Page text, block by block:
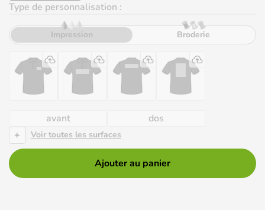
Type de personnalisation :
Impression Broderie
avant
dos
+
Voir toutes les surfaces
Ajouter au panier